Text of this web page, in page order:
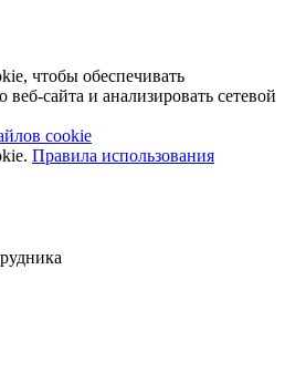
чтобы обеспечивать
сайта и анализировать сетевой
cookie
Правила использования